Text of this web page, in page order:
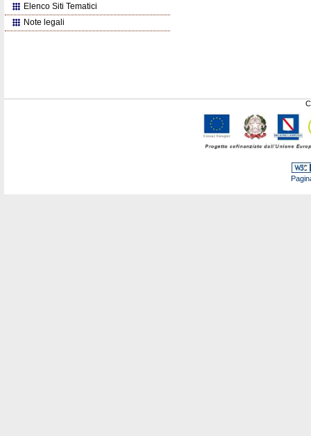
Elenco Siti Tematici
Note legali